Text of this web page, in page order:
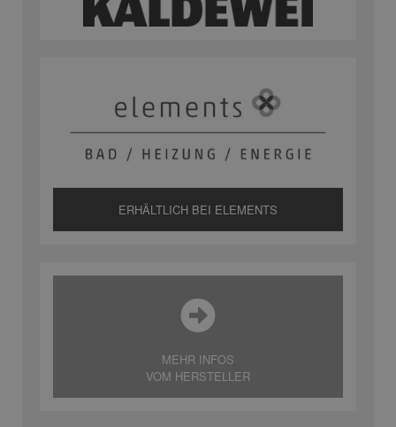
ERHÄLTLICH BEI ELEMENTS
MEHR INFOS
VOM HERSTELLER